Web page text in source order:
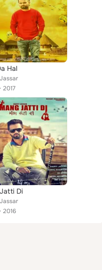
Hal
2017
Di
2016